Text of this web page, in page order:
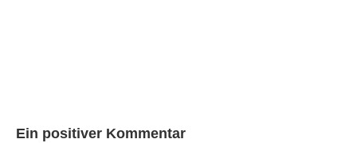
Ein positiver Kommentar